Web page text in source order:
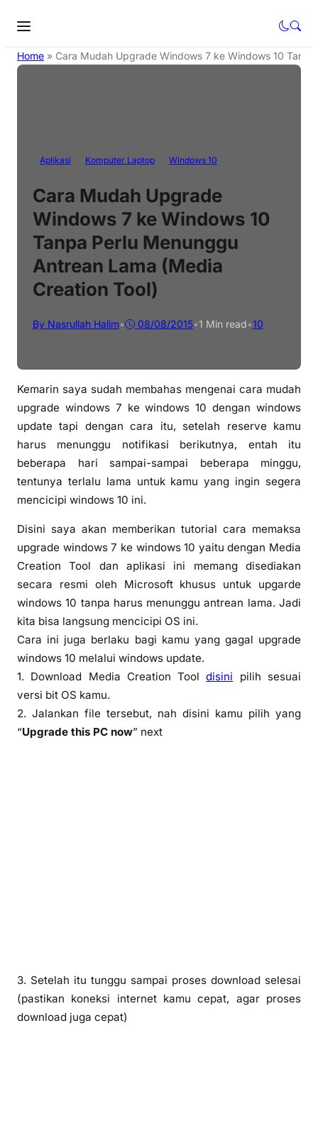
Home » Cara Mudah Upgrade Windows 7 ke Windows 10
Aplikasi Komputer Laptop Windows 10
Cara Mudah Upgrade
Windows 7 ke Windows 10
Tanpa Perlu Menunggu
Antrean Lama (Media
Creation Tool)
By Nasrullah Halim• 08/08/2015•1 Min read•10
Kemarin saya sudah membahas mengenai cara mudah
upgrade windows 7 ke windows 10 dengan windows
update tapi dengan cara itu, setelah reserve kamu
harus menunggu notifikasi berikutnya, entah itu
beberapa hari sampai-sampai beberapa minggu,
tentunya terlalu lama untuk kamu yang ingin segera
mencicipi windows 10 ini.
Disini saya akan memberikan tutorial cara memaksa
upgrade windows 7 ke windows 10 yaitu dengan Media
Creation Tool dan aplikasi ini memang disediakan
secara resmi oleh Microsoft khusus untuk upgarde
windows 10 tanpa harus menunggu antrean lama. Jadi
kita bisa langsung mencicipi OS ini.
Cara ini juga berlaku bagi kamu yang gagal upgrade
windows 10 melalui windows update.
1. Download Media Creation Tooldisini pilih sesuai
versi bit OS kamu.
2. Jalankan file tersebut, nah disini kamu pilih yang
“Upgrade this PC now” next
3. Setelah itu tunggu sampai proses download selesai
(pastikan koneksi internet kamu cepat, agar proses
download juga cepat)